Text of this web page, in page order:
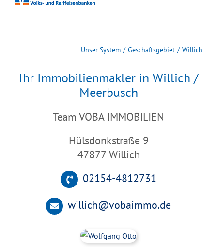
Unser System Geschäftsgebiet Willich
Ihr Immobilienmakler in Willich /
Meerbusch
Team VOBA IMMOBILIEN
Hülsdonkstraße 9
47877 Willich
02154-4812731
willich@vobaimmo.de